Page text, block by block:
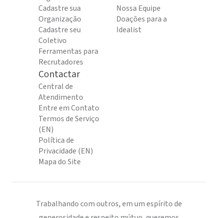
Cadastre sua
Organização
Cadastre seu
Coletivo
Ferramentas para
Recrutadores
Nossa Equipe
Doações para a
Idealist
Contactar
Central de
Atendimento
Entre em Contato
Termos de Serviço
(EN)
Política de
Privacidade (EN)
Mapa do Site
Trabalhando com outros, em um espírito de